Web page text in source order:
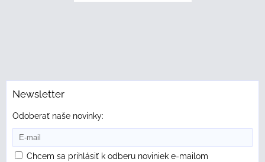
Newsletter
Odoberať naše novinky:
Chcem sa prihlásiť k odberu noviniek e-mailom